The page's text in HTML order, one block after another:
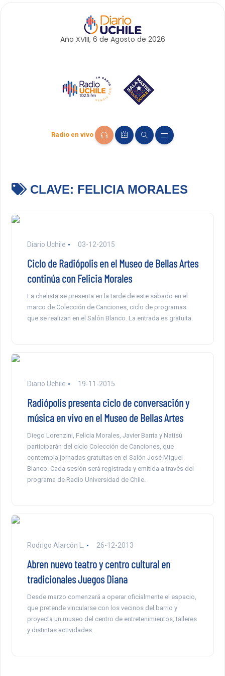
Año XVIII, 6 de Agosto de 2026
Radio en vivo
CLAVE: FELICIA MORALES
Diario Uchile 03-12-2015
Ciclo de Radiópolis en el Museo de Bellas Artes
continúa con Felicia Morales
La chelista se presenta en la tarde de este sábado en el
marco de Colección de Canciones, ciclo de programas
que se realizan en el Salón Blanco. La entrada es gratuita.
Diario Uchile 19-11-2015
Radiópolis presenta ciclo de conversación y
música en vivo en el Museo de Bellas Artes
Diego Lorenzini, Felicia Morales, Javier Barría y Natisú
participarán del ciclo Colección de Canciones, que
contempla jornadas gratuitas en el Salón José Miguel
Blanco. Cada sesión será registrada y emitida a través del
programa de Radio Universidad de Chile.
Rodrigo Alarcón L. 26-12-2013
Abren nuevo teatro y centro cultural en
tradicionales Juegos Diana
Desde marzo comenzará a operar oficialmente el espacio,
que pretende vincularse con los vecinos del barrio y
proyecta un museo del centro de entretenimientos, talleres
y distintas actividades.